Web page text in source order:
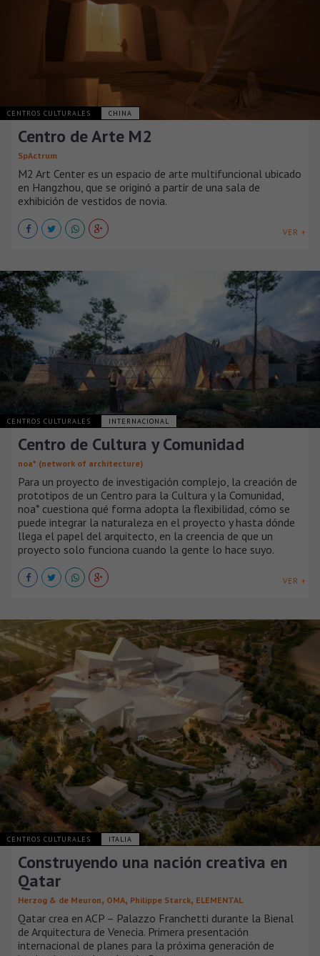
CENTROS CULTURALES CHINA
Centro de Arte M2
SpActrum
M2 Art Center es un espacio de arte multifuncional ubicado
en Hangzhou, que se originó a partir de una sala de
exhibición de vestidos de novia.
VER +
CENTROS CULTURALES INTERNACIONAL
Centro de Cultura y Comunidad
noa* (network of architecture)
Para un proyecto de investigación complejo, la creación de
prototipos de un Centro para la Cultura y la Comunidad,
noa* cuestiona qué forma adopta la flexibilidad, cómo se
puede integrar la naturaleza en el proyecto y hasta dónde
llega el papel del arquitecto, en la creencia de que un
proyecto solo funciona cuando la gente lo hace suyo.
VER +
CENTROS CULTURALES ITALIA
Construyendo una nación creativa en
Qatar
Herzog & de Meuron, OMA, Philippe Starck, ELEMENTAL
Qatar crea en ACP – Palazzo Franchetti durante la Bienal
de Arquitectura de Venecia. Primera presentación
internacional de planes para la próxima generación de